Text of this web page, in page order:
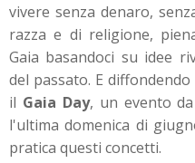
vivere senza denaro,
razza e di religione,
Gaia basandoci su idee
del passato. E
il Gaia Day, un evento
l'ultima domenica di
pratica questi concetti.